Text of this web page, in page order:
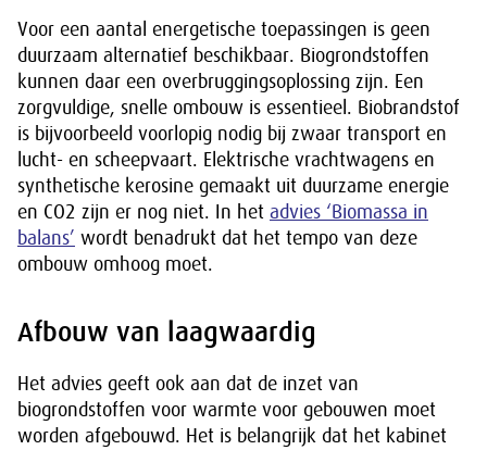
Voor een aantal energetische toepassingen is geen
duurzaam alternatief beschikbaar. Biogrondstoffen
kunnen daar een overbruggingsoplossing zijn. Een
zorgvuldige, snelle ombouw is essentieel. Biobrandstof
is bijvoorbeeld voorlopig nodig bij zwaar transport en
lucht- en scheepvaart. Elektrische vrachtwagens en
synthetische kerosine gemaakt uit duurzame energie
en CO2 zijn er nog niet. In het advies ‘Biomassa in
balans’ wordt benadrukt dat het tempo van deze
ombouw omhoog moet.
Afbouw van laagwaardig
Het advies geeft ook aan dat de inzet van
biogrondstoffen voor warmte voor gebouwen moet
worden afgebouwd. Het is belangrijk dat het kabinet